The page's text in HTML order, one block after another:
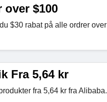
over $100
$30 rabat på alle ordrer over
Fra 5,64 kr
fra 5,64 kr fra Alibaba.